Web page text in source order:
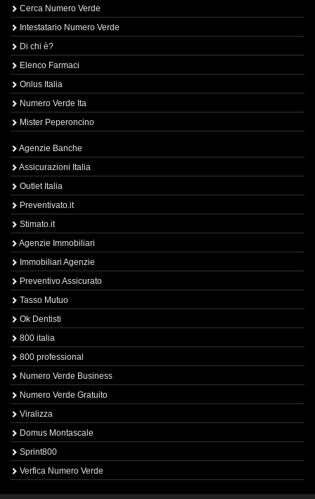
Cerca Numero Verde
Intestatario Numero Verde
Di chi è?
Elenco Farmaci
Onlus Italia
Numero Verde Ita
Mister Peperoncino
Agenzie Banche
Assicurazioni Italia
Outlet Italia
Preventivato.it
Stimato.it
Agenzie Immobiliari
Immobiliari Agenzie
Preventivo Assicurato
Tasso Mutuo
Ok Dentisti
800 italia
800 professional
Numero Verde Business
Numero Verde Gratuito
Viralizza
Domus Montascale
Sprint800
Verfica Numero Verde